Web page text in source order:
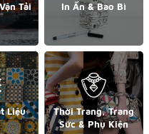
Tải In Ấn & Bao Bì
Liệu
Thời Trang, Trang
Sức & Phụ Kiện